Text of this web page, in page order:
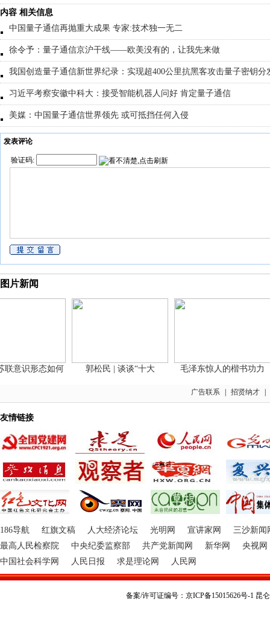
内容 相关信息
中国量子通信再抛重大成果 专家:技术独一无二
徐令予：量子通信京沪干线——欧美没有的，让我先来做
我国创造量子通信新世界纪录：实现超400公里抗黑客攻击量子密钥分
习近平考察安徽中科大：接受智能机器人问好 肯定量子通信
美媒：中国量子通信世界领先 或可抵挡任何入侵
发表评论
验证码:
图片新闻
意识形态如何 郭松民 | 谈谈“十大 毛泽东惊人的楷书功力
广告联系 招贤纳才
友情链接
186导航 红旗文稿 人大经济论坛 光明网 宣讲家网
三沙新闻
最高人民检察院
中央纪委监察部 共产党新闻网 新华网
央视网
中国社会科学网
人民日报 求是理论网 人民网
备案/许可证编号：京ICP备15015626号-1 昆